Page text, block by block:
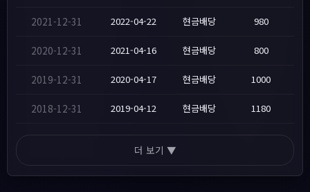
2021-12-31 2022-04-22 현금배당 980
2020-12-31 2021-04-16 현금배당 800
2019-12-31 2020-04-17 현금배당 1000
2018-12-31 2019-04-12 현금배당 1180
더 보기 ▼